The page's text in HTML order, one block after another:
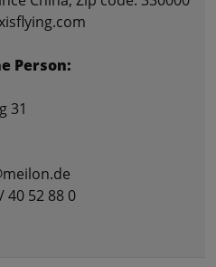
Person:
31
40 52 88 0